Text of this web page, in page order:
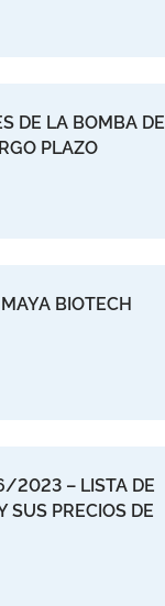
DE LA BOMBA DE
PLAZO
BIOTECH
2023 – LISTA DE
SUS PRECIOS DE